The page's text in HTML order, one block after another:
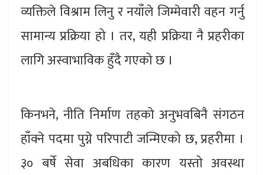
व्यक्तिले विश्राम लिनु र नयाँले जिम्मेवारी वहन गर्नु
सामान्य प्रक्रिया हो । तर, यही प्रक्रिया नै प्रहरीका
लागि अस्वाभाविक हुँदै गएको छ ।
किनभने, नीति निर्माण तहको अनुभवबिनै संगठन
हाँक्ने पदमा पुग्ने परिपाटी जन्मिएको छ, प्रहरीमा ।
३० बर्षे सेवा अबधिका कारण यस्तो अवस्था